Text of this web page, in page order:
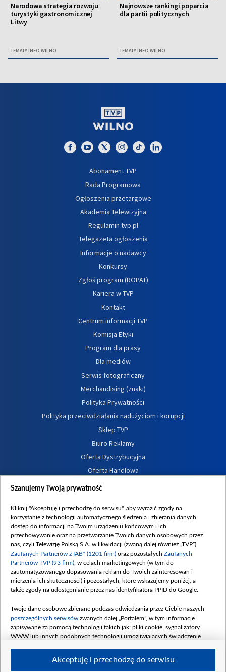
Narodowa strategia rozwoju
turystyki gastronomicznej
Litwy
TEMATY INFO WILNO
Najnowsze rankingi poparcia
dla partii politycznych
TEMATY INFO WILNO
Abonament TVP
Rada Programowa
Ogłoszenia przetargowe
Akademia Telewizyjna
Regulamin tvp.pl
Telegazeta ogłoszenia
Informacje o nadawcy
Konkursy
Zgłoś program (ROPAT)
Kariera w TVP
Kontakt
Centrum informacji TVP
Komisja Etyki
Program dla prasy
Dla mediów
Serwis fotograficzny
Merchandising (znaki)
Polityka Prywatności
Polityka przeciwdziałania nadużyciom i korupcji
Sklep TVP
Biuro Reklamy
Oferta Dystrybucyjna
Oferta Handlowa
Dostępność
Procedura zgłoszeń wewnętrznych
Szanujemy Twoją prywatność
Kliknij "Akceptuję i przechodzę do serwisu", aby wyrazić zgody na
korzystanie z technologii automatycznego śledzenia i zbierania danych,
dostęp do informacji na Twoim urządzeniu końcowym i ich
przechowywanie oraz na przetwarzanie Twoich danych osobowych przez
nas, czyli Telewizję Polską S.A. w likwidacji (zwaną dalej również „TVP”),
Zaufanych Partnerów z IAB* (1201 firm) oraz pozostałych Zaufanych
Partnerów TVP (93 firm) , w celach marketingowych (w tym do
zautomatyzowanego dopasowania reklam do Twoich zainteresowań i
mierzenia ich skuteczności) i pozostałych, które wskazujemy poniżej, a
także zgody na udostępnianie przez nas identyfikatora PPID do Google.
Twoje dane osobowe zbierane podczas odwiedzania przez Ciebie naszych
poszczególnych serwisów zwanych dalej „Portalem”, w tym informacje
zapisywane za pomocą technologii takich jak: pliki cookie, sygnalizatory
WWW lub innych podobnych technologii umożliwiających świadczenie
Akceptuję i przechodzę do serwisu